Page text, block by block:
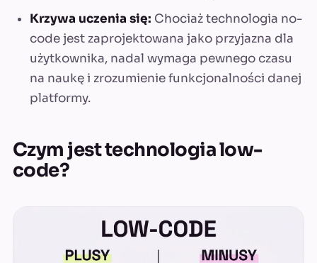
Krzywa uczenia się: Chociaż technologia no-
code jest zaprojektowana jako przyjazna dla
użytkownika, nadal wymaga pewnego czasu
na naukę i zrozumienie funkcjonalności danej
platformy.
Czym jest technologia low-
code?